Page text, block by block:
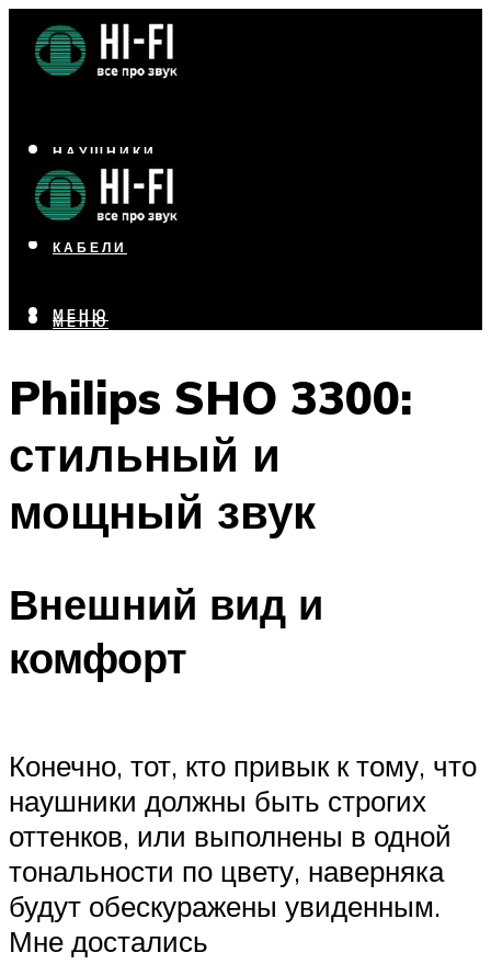
НАУШНИКИ
АКУСТИКА
УСИЛИТЕЛИ
КАБЕЛИ
МЕНЮ
МЕНЮ
Philips SHO 3300:
стильный и
мощный звук
Внешний вид и
комфорт
Конечно, тот, кто привык к тому, что
наушники должны быть строгих
оттенков, или выполнены в одной
тональности по цвету, наверняка
будут обескуражены увиденным.
Мне достались